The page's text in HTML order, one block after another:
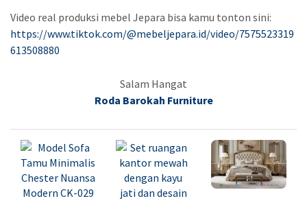
Video real produksi mebel Jepara bisa kamu tonton sini:
https://www.tiktok.com/@mebeljepara.id/video/7575523319
613508880
Salam Hangat
Roda Barokah Furniture